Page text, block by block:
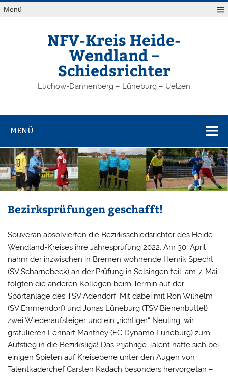
Zum
Inhalt
Menü
NFV-Kreis Heide-
Wendland –
Schiedsrichter
Lüchow-Dannenberg – Lüneburg – Uelzen
MENÜ
Bezirksprüfungen geschafft!
Souverän absolvierten die Bezirksschiedsrichter des Heide-
Wendland-Kreises ihre Jahresprüfung 2022. Am 30. April
nahm der inzwischen in Bremen wohnende Henrik Specht
(SV Scharnebeck) an der Prüfung in Selsingen teil, am 7. Mai
folgten die anderen Kollegen beim Termin auf der
Sportanlage des TSV Adendorf. Mit dabei mit Ron Wilhelm
(SV Emmendorf) und Jonas Lüneburg (TSV Bienenbüttel)
zwei Wiederaufsteiger und ein „richtiger“ Neuling: wir
gratulieren Lennart Manthey (FC Dynamo Lüneburg) zum
Aufstieg in die Bezirksliga! Das 21jährige Talent hatte sich bei
einigen Spielen auf Kreisebene unter den Augen von
Talentkaderchef Carsten Kadach besonders hervorgetan –